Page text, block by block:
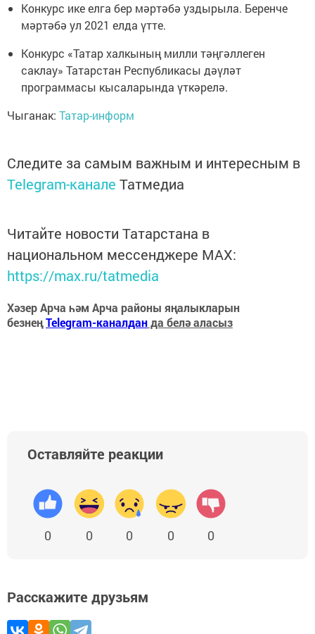
Конкурс ике елга бер мәртәбә уздырыла. Беренче
мәртәбә ул 2021 елда үтте.
Конкурс «Татар халкының милли тәңгәллеген
саклау» Татарстан Республикасы дәүләт
программасы кысаларында үткәрелә.
Чыганак: Татар-информ
Следите за самым важным и интересным в
Telegram-канале Татмедиа
Читайте новости Татарстана в
национальном мессенджере MАХ:
https://max.ru/tatmedia
Хәзер Арча һәм Арча районы яңалыкларын
безнеңTelegram-каналданда белә аласыз
Оставляйте реакции
0 0 0 0 0
Расскажите друзьям